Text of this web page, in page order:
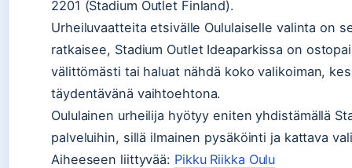
2201 (Stadium Outlet Finland).
Urheiluvaatteita etsivälle Oululaiselle valinta on
ratkaisee, Stadium Outlet Ideaparkissa on
välittömästi tai haluat nähdä koko valikoiman,
täydentävänä vaihtoehtona.
Oululainen urheilija hyötyy eniten yhdistämällä
palveluihin, sillä ilmainen pysäköinti ja kattava
Aiheeseen liittyvää: Pikku Riikka Oulu